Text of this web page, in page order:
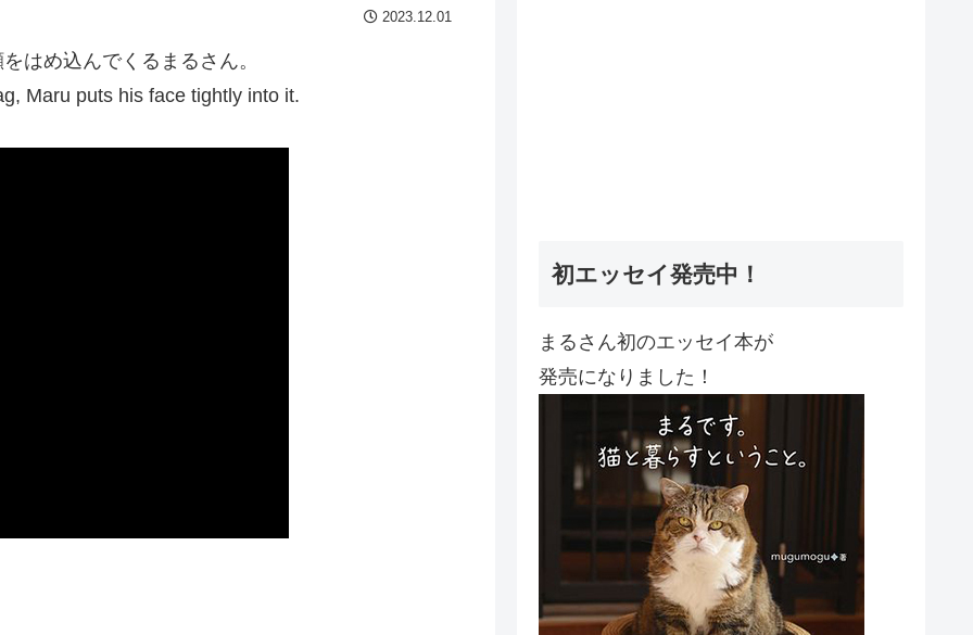
2023.12.01
はめ込んでくるまるさん。
Maru puts his face tightly into it.
初エッセイ発売中！
まるさん初のエッセイ本が
発売になりました！